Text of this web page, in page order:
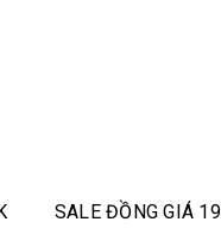
SALE ĐỒNG GIÁ